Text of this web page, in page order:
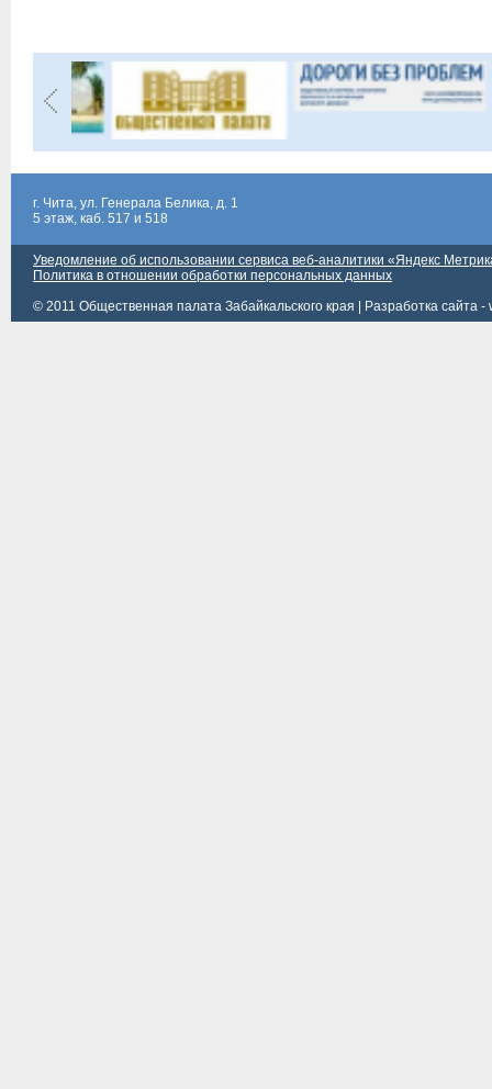
г. Чита, ул. Генерала Белика, д. 1
5 этаж, каб. 517 и 518
Уведомление об использовании сервиса веб-аналитики «Яндекс
Политика в отношении обработки персональных данных
© 2011 Общественная палата Забайкальского края |
Разработка сайта -